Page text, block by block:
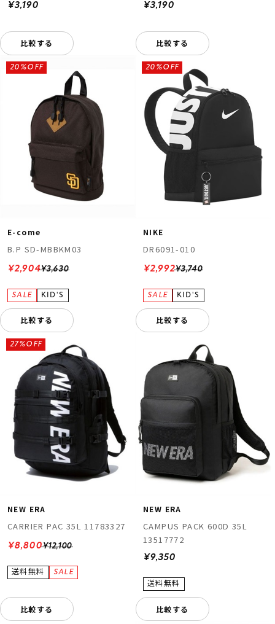
¥3,190
比較する
¥3,190
比較する
E-come
B.P SD-MBBKM03
¥3,630
20%OFF
¥2,904
比較する
NIKE
DR6091-010
¥3,740
20%OFF
¥2,992
比較する
NEW ERA
CARRIER PAC 35L 11783327
¥12,100
27%OFF
¥8,800
比較する
NEW ERA
CAMPUS PACK 600D 35L
13517772
¥9,350
比較する